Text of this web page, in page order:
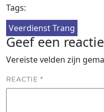
Tags:
Veerdienst Trang
Geef een reactie
Vereiste velden zijn
REACTIE *